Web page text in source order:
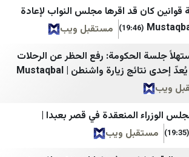
و سیم
عدن الحدث
سما عدن الإخبارية
حضرموت21
الأمناء نت
المشهد العربي
اقرها مجلس النواب لإعادة
مستقبل ويب
رفع الحظر عن الرحلات
الأميركية إلى لبنان يُعدّ إحدى نتائج زيارة واشنطن | Mustaqbal
في قصر بعبدا |
ويب